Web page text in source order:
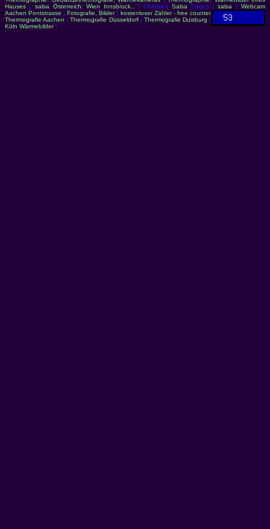
Hauses | salsa Österreich: Wien Innsbruck.. | Chrissies Salsa Pages |salsa |Webcam
Aachen Pontstrasse |Fotografie, Bilder| kostenloser Zähler - free counter
Thermografie Aachen |Thermografie Düsseldorf| Thermografie Duisburg |
Köln Wärmebilder|